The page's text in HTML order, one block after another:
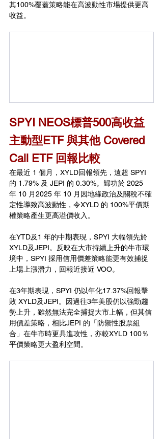
其100%覆蓋策略能在高波動性市場提供更高
收益。
SPYI NEOS標普500高收益
主動型ETF 與其他 Covered
Call ETF 回報比較
在最近 1 個月，XYLD回報領先，遠超 SPYI
的 1.79% 及 JEPI 的 0.30%。歸功於 2025
年 10 月2025 年 10 月因地緣政治及關稅不確
定性導致高波動性，令XYLD 的 100%平價期
權策略產生更高溢價收入。
在YTD及1 年的中期表現，SPYI 大幅領先於
XYLD及JEPI。反映在大市持續上升的牛市環
境中，SPYI 採用信用價差策略能更有效捕捉
上場上漲潛力，回報近接近 VOO。
在3年期表現，SPYI 仍以年化17.37%回報擊
敗 XYLD及JEPI。因過往3年美股仍以強勁趨
勢上升，雖然無法完全捕捉大市上幅，但其信
用價差策略，相比JEPI 的「防禦性股票組
合」在牛市時更具進攻性，亦較XYLD 100％
平價策略更大盈利空間。